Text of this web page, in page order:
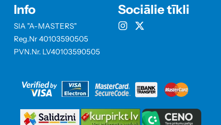
Info
SIA "A-MASTERS"
Reg.Nr 40103590505
PVN.Nr. LV40103590505
Sociālie tīkli